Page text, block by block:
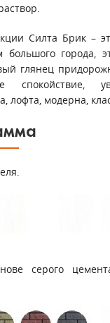
Силта Брик –
города,
глянец
спокойствие,
лофта, модерна,
серого